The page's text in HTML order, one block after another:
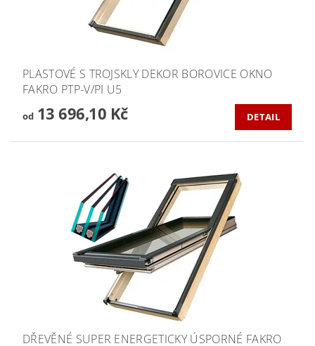
PLASTOVÉ S TROJSKLY DEKOR BOROVICE OKNO
FAKRO PTP-V/PI U5
od13 696,10 Kč DETAIL
DŘEVĚNÉ SUPER ENERGETICKY ÚSPORNÉ FAKRO